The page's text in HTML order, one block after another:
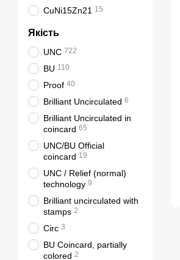
СuNi15Zn21 15
Якість
UNC 722
BU 110
Proof 40
Brilliant Uncirculated 6
Brilliant Uncirculated in
coincard 65
UNC/BU Official
coincard 19
UNC / Relief (normal)
technology 9
Brilliant uncirculated with
stamps 2
Circ 3
BU Coincard, partially
colored 2